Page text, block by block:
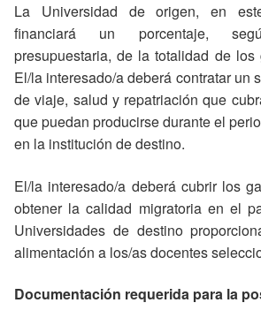
La Universidad de origen, en
financiará un porcentaje,
presupuestaria, de la totalidad de los
El/la interesado/a deberá contratar un
de viaje, salud y repatriación que
que puedan producirse durante el
en la institución de destino.
El/la interesado/a deberá cubrir los
obtener la calidad migratoria en el
Universidades de destino
alimentación a los/as docentes
Documentación requerida para la